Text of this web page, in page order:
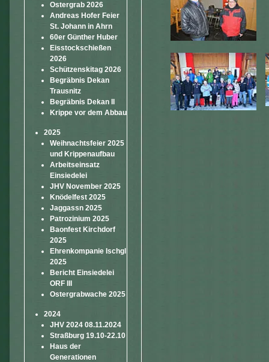
Ostergrab 2026
Andreas Hofer Feier
St. Johann in Ahrn
60er Günther Huber
Eisstockschießen
2026
Schützenskitag 2026
Begräbnis Dekan
Trausnitz
Begräbnis Dekan II
Krippe vor dem Abbau
2025
Weihnachtsfeier 2025
und Krippenaufbau
Arbeitseinsatz
Einsiedelei
JHV November 2025
Knödelfest 2025
Jaggassn 2025
Patrozinium 2025
Baonfest Kirchdorf
2025
Ehrenkompanie Ischgl
2025
Bericht Einsiedelei
ORF III
Ostergrabwache 2025
2024
JHV 2024 08.11.2024
Straßburg 19.10-22.10
Haus der
Generationen